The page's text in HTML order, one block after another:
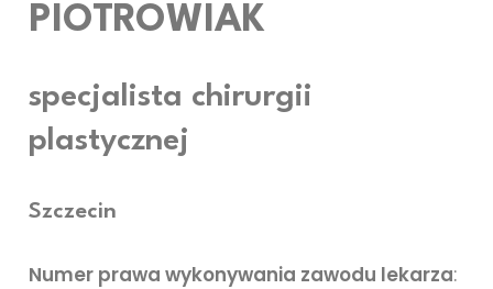
PIOTROWIAK
specjalista chirurgii
plastycznej
Szczecin
Numer prawa wykonywania zawodu lekarza: